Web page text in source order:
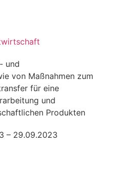
und
von Maßnahmen zum
für eine
und
Produkten
– 29.09.2023